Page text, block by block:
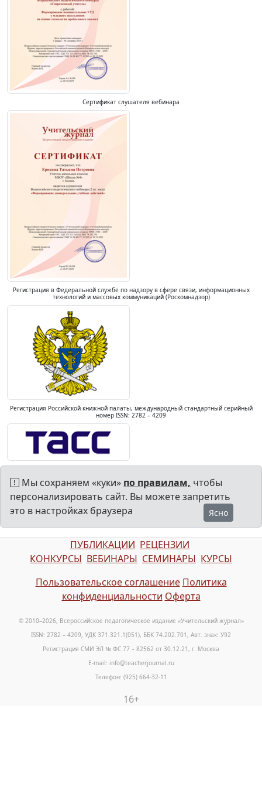
Сертификат слушателя вебинара
Регистрация в Федеральной службе по надзору в сфере связи, информационных
технологий и массовых коммуникаций (Роскомнадзор)
Регистрация Российской книжной палаты, международный стандартный серийный
номер ISSN: 2782 – 4209
Мы сохраняем «куки» по правилам, чтобы
персонализировать сайт. Вы можете запретить
это в настройках браузера
Ясно
ПУБЛИКАЦИИ РЕЦЕНЗИИ
КОНКУРСЫ ВЕБИНАРЫ СЕМИНАРЫ КУРСЫ
Пользовательское соглашение Политика
конфиденциальности Оферта
© 2010–2026, Всероссийское педагогическое издание «Учительский журнал»
ISSN: 2782 – 4209, УДК 371.321.1(051), ББК 74.202.701, Авт. знак: У92
Регистрация СМИ ЭЛ № ФС 77 – 82562 от 30.12.21, г. Москва
E-mail: info@teacherjournal.ru
Телефон: (925) 664-32-11
16+